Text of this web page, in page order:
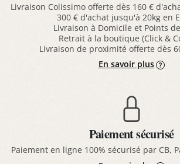
Livraison Colissimo offerte dès 160 €
300 € d'achat jusqu'à 20kg en
Livraison à Domicile et Points
Retrait à la boutique (Click &
Livraison de proximité offerte dès
En savoir plus
Paiement sécurisé
Paiement en ligne 100% sécurisé par CB,